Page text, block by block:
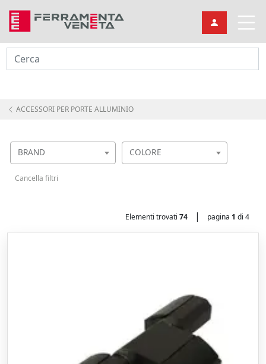
Cerca
ACCESSORI PER PORTE ALLUMINIO
BRAND COLORE
Cancella filtri
Elementi trovati 74 | pagina 1 di 4